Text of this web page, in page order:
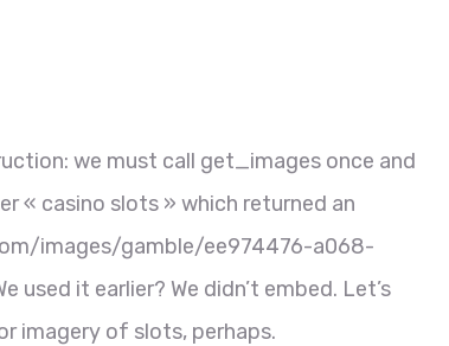
we must call get_images once and
« casino slots » which returned an
images/gamble/ee974476-a068-
it earlier? We didn’t embed. Let’s
imagery of slots, perhaps.